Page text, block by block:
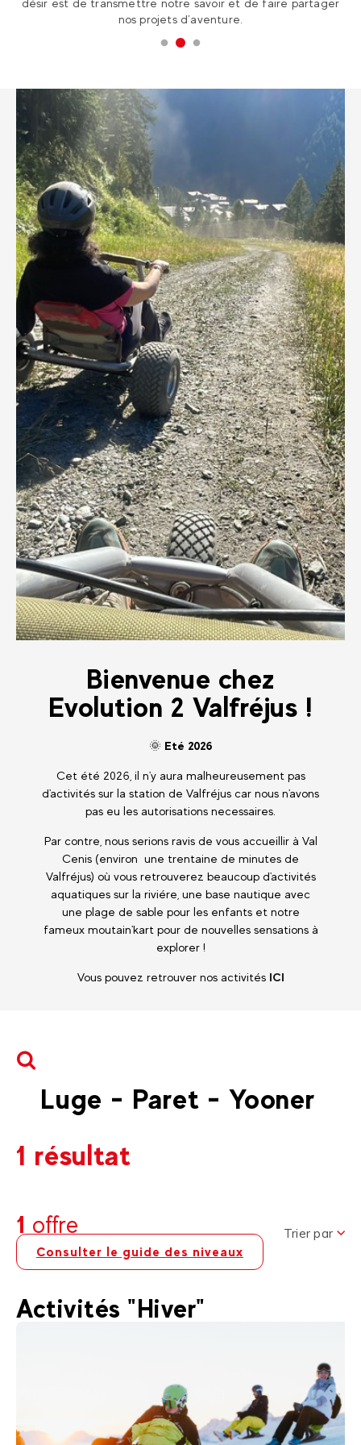
à l’étranger pour une expérience hors du commun!
Bienvenue chez
Evolution 2 Valfréjus !
🌞 Eté 2026
Cet été 2026, il n'y aura malheureusement pas
d'activités sur la station de Valfréjus car nous n'avons
pas eu les autorisations necessaires.
Par contre, nous serions ravis de vous accueillir à Val
Cenis (environ une trentaine de minutes de
Valfréjus) où vous retrouverez beaucoup d'activités
aquatiques sur la riviére, une base nautique avec
une plage de sable pour les enfants et notre
fameux moutain'kart pour de nouvelles sensations à
explorer !
Vous pouvez retrouver nos activités ICI
Luge - Paret - Yooner
1 résultat
1 offre
Consulter le guide des niveaux
Trier par
Activités "Hiver"